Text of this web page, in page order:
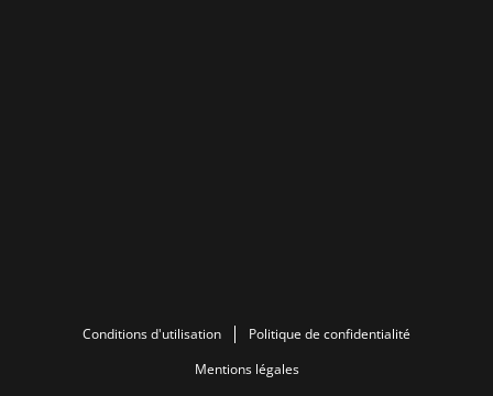
Conditions d'utilisation
Politique de confidentialité
Mentions légales